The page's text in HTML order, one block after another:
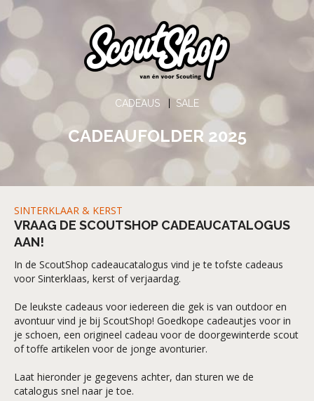
CADEAUS SALE
CADEAUFOLDER 2025
SINTERKLAAR & KERST
VRAAG DE SCOUTSHOP CADEAUCATALOGUS
AAN!
In de ScoutShop cadeaucatalogus vind je te tofste cadeaus
voor Sinterklaas, kerst of verjaardag.
De leukste cadeaus voor iedereen die gek is van outdoor en
avontuur vind je bij ScoutShop! Goedkope cadeautjes voor in
je schoen, een origineel cadeau voor de doorgewinterde scout
of toffe artikelen voor de jonge avonturier.
Laat hieronder je gegevens achter, dan sturen we de
catalogus snel naar je toe.